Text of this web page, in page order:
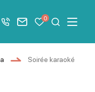
navigation du mode éco
+33 5 46 08 21 00
Nous contacter
Mes favoris
0 JeMenu
Soirée karaoké